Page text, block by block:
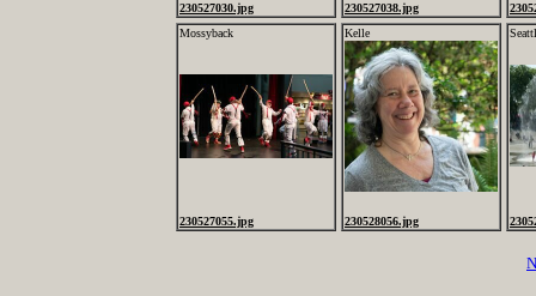
230527030.jpg 230527038.jpg
Mossyback
230527055.jpg
Kelle
230528056.jpg